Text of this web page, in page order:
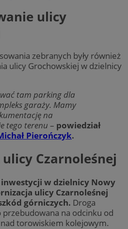
ulicy
zebranych były również
ulicy Grochowskiej w dzielnicy
tam parking dla
garaży. Mamy
na
tego terenu – powiedział
Pierończyk.
Czarnoleśnej
inwestycji w dzielnicy Nowy
ulicy Czarnoleśnej
górniczych. Droga
na odcinku od
torowiskiem kolejowym.